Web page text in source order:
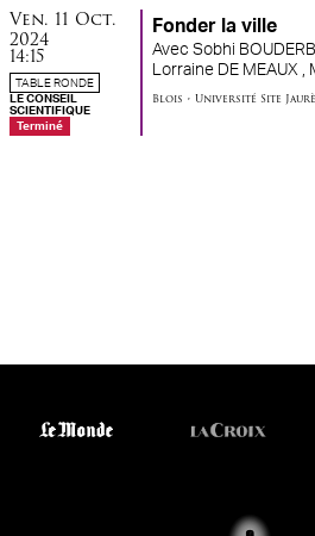
vendredi
Ven. 11 octobre
Oct.
2024
14:15
TABLE RONDE
LE CONSEIL
SCIENTIFIQUE
Terminé
Fonder la ville
Avec Sobhi
Lorraine DE MEAUX ,
Blois • Université Site